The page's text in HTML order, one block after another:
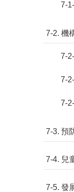
7-
7-2. 機
7-
7-
7-
7-3. 預
7-4. 兒
7-5. 發